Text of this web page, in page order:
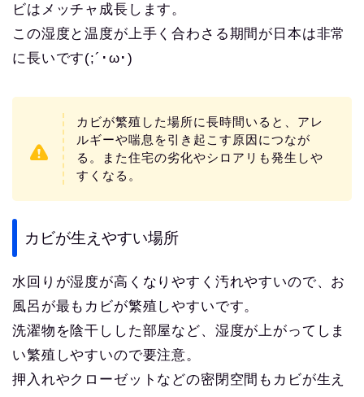
ビはメッチャ成長します。
この湿度と温度が上手く合わさる期間が日本は非常
に長いです(;´･ω･)
カビが繁殖した場所に長時間いると、アレ
ルギーや喘息を引き起こす原因につなが
る。また住宅の劣化やシロアリも発生しや
すくなる。
カビが生えやすい場所
水回りが湿度が高くなりやすく汚れやすいので、お
風呂が最もカビが繁殖しやすいです。
洗濯物を陰干しした部屋など、湿度が上がってしま
い繁殖しやすいので要注意。
押入れやクローゼットなどの密閉空間もカビが生え